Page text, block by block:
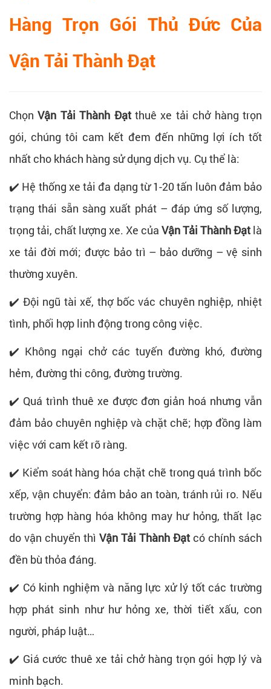
Hàng Trọn Gói Thủ Đức Của
Vận Tải Thành Đạt
ChọnVận Tải Thành Đạtthuê xe tải chở hàng trọn
gói, chúng tôi cam kết đem đến những lợi ích tốt
nhất cho khách hàng sử dụng dịch vụ. Cụ thể là:
✔️ Hệ thống xe tải đa dạng từ 1-20 tấn luôn đảm bảo
trạng thái sẵn sàng xuất phát – đáp ứng số lượng,
trọng tải, chất lượng xe. Xe của Vận Tải Thành Đạt là
xe tải đời mới; được bảo trì – bảo dưỡng – vệ sinh
thường xuyên.
✔️ Đội ngũ tài xế, thợ bốc vác chuyên nghiệp, nhiệt
tình, phối hợp linh động trong công việc.
✔️ Không ngại chở các tuyến đường khó, đường
hẻm, đường thi công, đường trường.
✔️ Quá trình thuê xe được đơn giản hoá nhưng vẫn
đảm bảo chuyên nghiệp và chặt chẽ; hợp đồng làm
việc với cam kết rõ ràng.
✔️ Kiểm soát hàng hóa chặt chẽ trong quá trình bốc
xếp, vận chuyển: đảm bảo an toàn, tránh rủi ro. Nếu
trường hợp hàng hóa không may hư hỏng, thất lạc
do vận chuyển thì Vận Tải Thành Đạt có chính sách
đền bù thỏa đáng.
✔️ Có kinh nghiệm và năng lực xử lý tốt các trường
hợp phát sinh như hư hỏng xe, thời tiết xấu, con
người, pháp luật…
✔️ Giá cước thuê xe tải chở hàng trọn gói hợp lý và
minh bạch.